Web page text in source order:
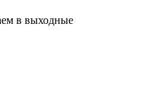
в выходные